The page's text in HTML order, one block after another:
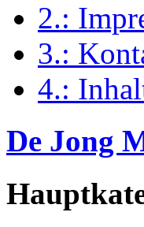
2.:
3.:
4.:
De Jong